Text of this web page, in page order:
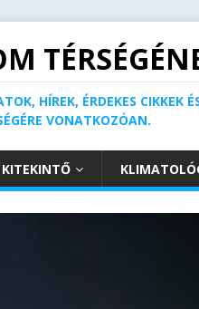
HÍREK, ÉRDEKES
VONATKOZÓAN.
KITEKINTŐ